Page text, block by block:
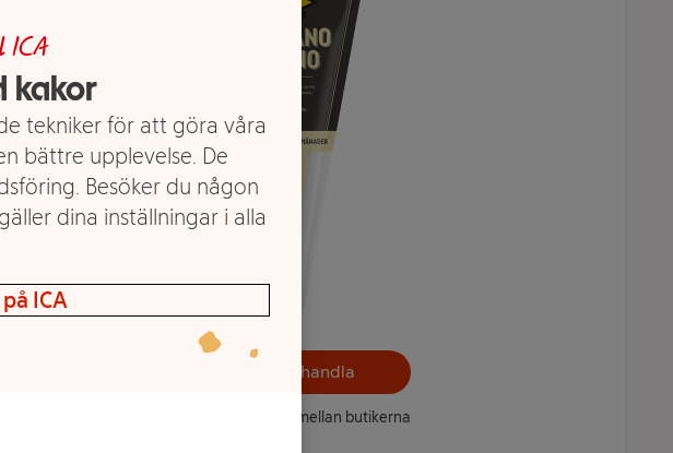
Välj butik och handla
Sortimentet kan variera mellan butikerna
ICA
kakor
tekniker för att göra våra
bättre upplevelse. De
Besöker du någon
dina inställningar i alla
ICA